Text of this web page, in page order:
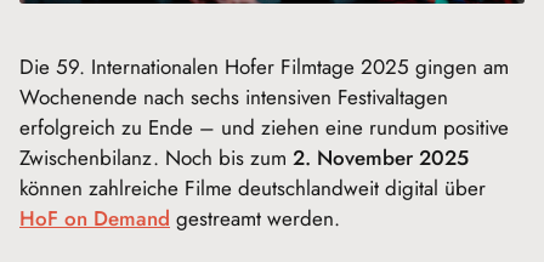
Die 59. Internationalen Hofer Filmtage 2025 gingen am
Wochenende nach sechs intensiven Festivaltagen
erfolgreich zu Ende – und ziehen eine rundum positive
Zwischenbilanz. Noch bis zum 2. November 2025
können zahlreiche Filme deutschlandweit digital über
HoF on Demand gestreamt werden.